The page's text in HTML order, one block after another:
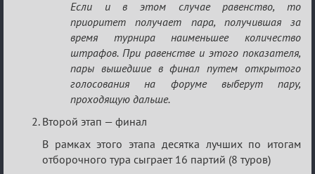
Если и в этом случае равенство, то
приоритет получает пара, получившая за
время турнира наименьшее количество
штрафов. При равенстве и этого показателя,
пары вышедшие в финал путем открытого
голосования на форуме выберут пару,
проходящую дальше.
Второй этап — финал
В рамках этого этапа десятка лучших по итогам
отборочного тура сыграет 16 партий (8 туров)